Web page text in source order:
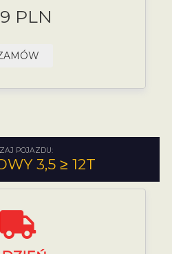
PLN
POJAZDU:
3,5 ≥ 12T